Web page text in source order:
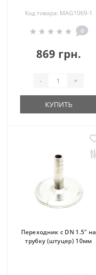
Код товара: MAG1069-1
0
869 грн.
- +
КУПИТЬ
Переходник с DN 1.5" на
трубку (штуцер) 10мм